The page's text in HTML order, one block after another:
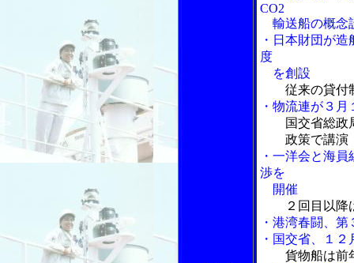
CO2
輸送船の概念
・日本財団が
度
を創設
従来の貸付
・物流連が３
国交省総政
政策で講演
・一洋会と海
渉を
開催
２回目以降
・港湾春闘、
・国交省、１
貨物船は前